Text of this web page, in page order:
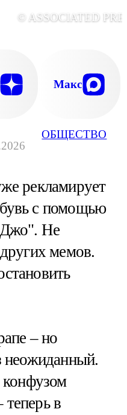
ОБЩЕСТВО
© ASSOCIATED
Макс
рекламирует
с помощью
Не
мемов.
– но
неожиданный.
конфузом
в